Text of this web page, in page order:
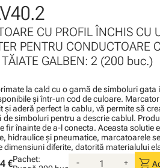
CU PROFIL ÎNCHIS CU
PENTRU CONDUCTOARE
GALBEN: 2 (200 buc.)
la cald cu o gamă de simboluri gata
şi într-un cod de culoare.
şi aderă perfect la cablu, vă permite să
de simboluri pentru a descrie cablul.
fir înainte de a-l conecta. Aceasta solutie
hidraulice şi pneumatice, marcatoarele
dimensiuni diferite, datorită materialului
€Pachet:
- + shopping_cart